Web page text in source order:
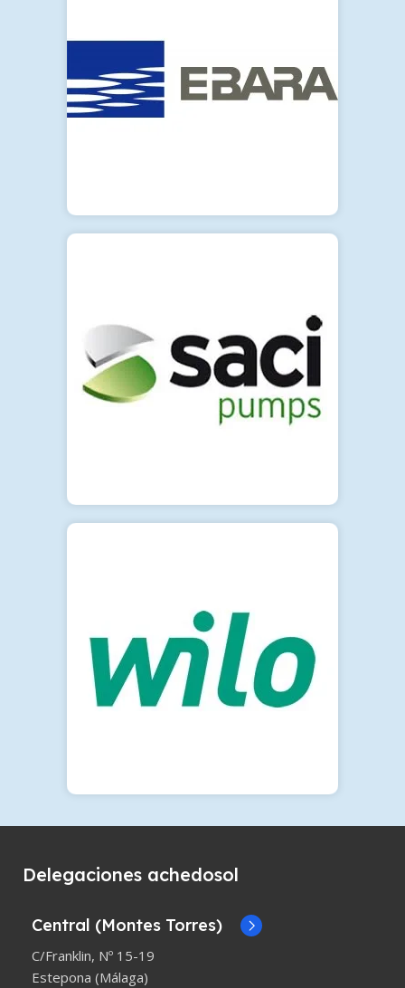
Delegaciones achedosol
Central (Montes Torres)
C/Franklin, Nº 15-19
Estepona (Málaga)